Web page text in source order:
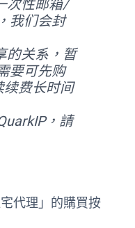
次性邮箱/
我们会封
的关系，暂
要可先购
续费长时间
，請
代理」的購買按